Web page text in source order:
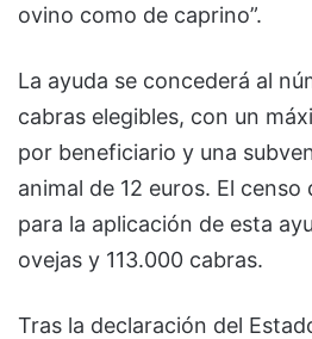
ovino como de caprino”.
La ayuda se concederá al
cabras elegibles, con un
por beneficiario y una
animal de 12 euros. El censo
para la aplicación de esta
ovejas y 113.000 cabras.
Tras la declaración del